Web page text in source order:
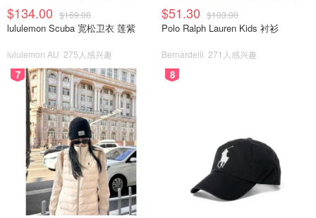
$134.00 $169.00
lululemon Scuba 宽松卫衣 莲紫
lululemon AU 275人感兴趣
$51.30 $103.00
Polo Ralph Lauren Kids 衬衫
Bernardelli 271人感兴趣
7 8